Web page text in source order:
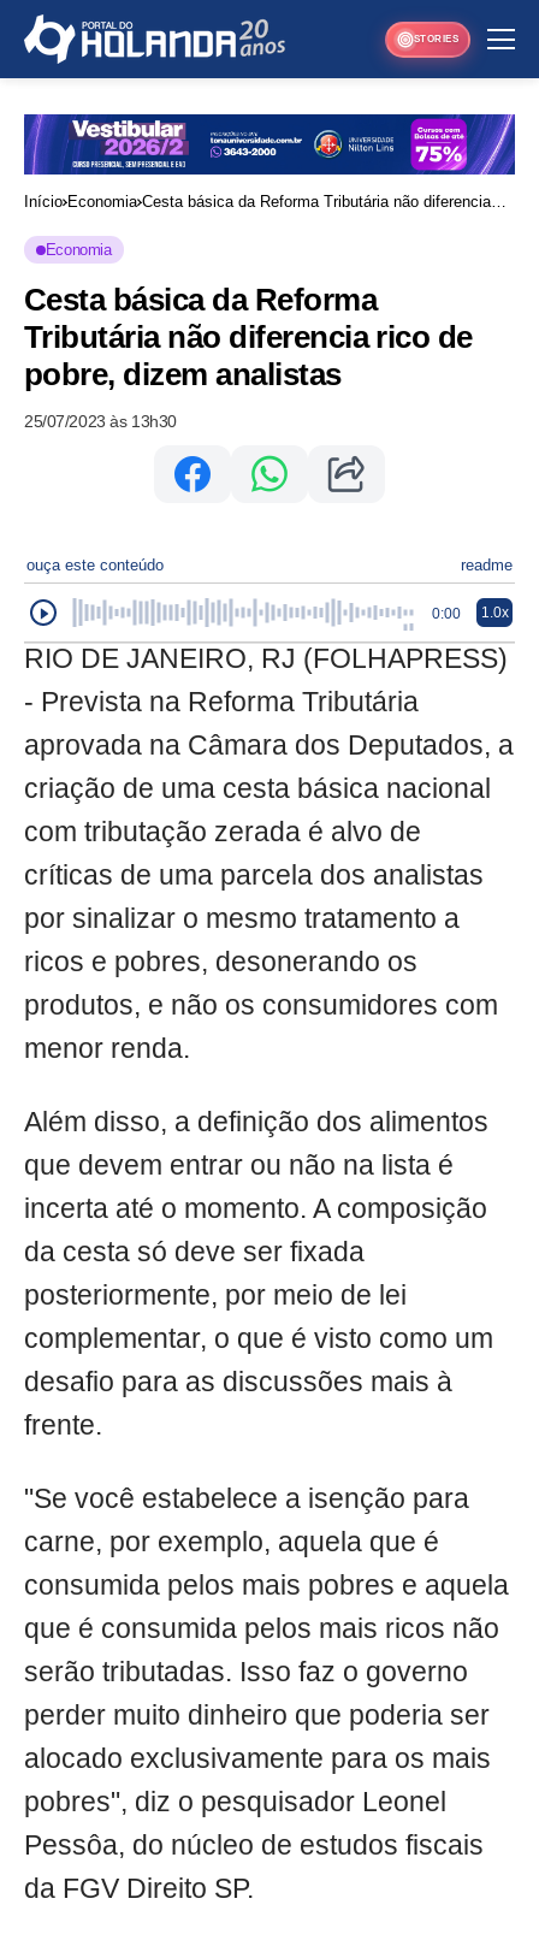
STORIES
Início Economia Cesta básica da Reforma Tributária não diferencia
Economia
Cesta básica da Reforma
Tributária não diferencia rico de
pobre, dizem analistas
25/07/2023 às 13h30
ouça este conteúdo readme
0:00 1.0x
RIO DE JANEIRO, RJ (FOLHAPRESS)
- Prevista na Reforma Tributária
aprovada na Câmara dos Deputados, a
criação de uma cesta básica nacional
com tributação zerada é alvo de
críticas de uma parcela dos analistas
por sinalizar o mesmo tratamento a
ricos e pobres, desonerando os
produtos, e não os consumidores com
menor renda.
Além disso, a definição dos alimentos
que devem entrar ou não na lista é
incerta até o momento. A composição
da cesta só deve ser fixada
posteriormente, por meio de lei
complementar, o que é visto como um
desafio para as discussões mais à
frente.
"Se você estabelece a isenção para
carne, por exemplo, aquela que é
consumida pelos mais pobres e aquela
que é consumida pelos mais ricos não
serão tributadas. Isso faz o governo
perder muito dinheiro que poderia ser
alocado exclusivamente para os mais
pobres", diz o pesquisador Leonel
Pessôa, do núcleo de estudos fiscais
da FGV Direito SP.